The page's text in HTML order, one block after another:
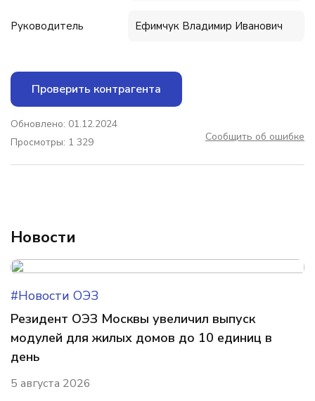
Руководитель Ефимчук Владимир Иванович
Проверить контрагента
Обновлено: 01.12.2024
Просмотры: 1 329
Сообщить об ошибке
Новости
#Новости ОЭЗ
Резидент ОЭЗ Москвы увеличил выпуск
модулей для жилых домов до 10 единиц в
день
5 августа 2026